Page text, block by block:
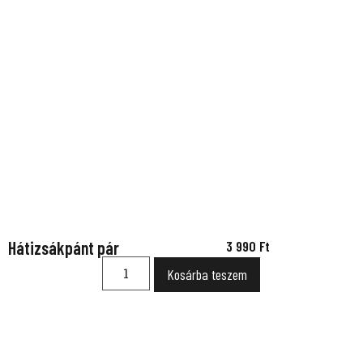
Hátizsákpánt pár 3 990 Ft
Kosárba teszem